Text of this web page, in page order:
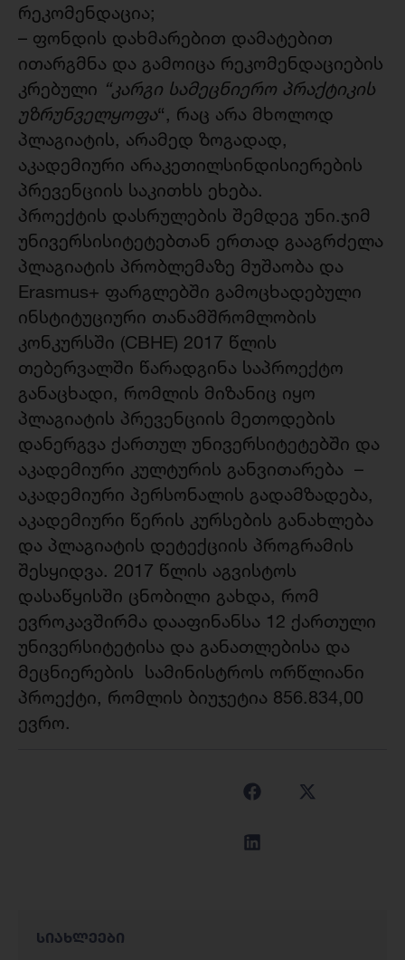
რეკომენდაცია;
– ფონდის დახმარებით დამატებით
ითარგმნა და გამოიცა რეკომენდაციების
კრებული “კარგი სამეცნიერო პრაქტიკის
უზრუნველყოფა“, რაც არა მხოლოდ
პლაგიატის, არამედ ზოგადად,
აკადემიური არაკეთილსინდისიერების
პრევენციის საკითხს ეხება.
პროექტის დასრულების შემდეგ უნი.ჯიმ
უნივერსისიტეტებთან ერთად გააგრძელა
პლაგიატის პრობლემაზე მუშაობა და
Erasmus+ ფარგლებში გამოცხადებული
ინსტიტუციური თანამშრომლობის
კონკურსში (CBHE) 2017 წლის
თებერვალში წარადგინა საპროექტო
განაცხადი, რომლის მიზანიც იყო
პლაგიატის პრევენციის მეთოდების
დანერგვა ქართულ უნივერსიტეტებში და
აკადემიური კულტურის განვითარება –
აკადემიური პერსონალის გადამზადება,
აკადემიური წერის კურსების განახლება
და პლაგიატის დეტექციის პროგრამის
შესყიდვა. 2017 წლის აგვისტოს
დასაწყისში ცნობილი გახდა, რომ
ევროკავშირმა დააფინანსა 12 ქართული
უნივერსიტეტისა და განათლებისა და
მეცნიერების სამინისტროს ორწლიანი
პროექტი, რომლის ბიუჯეტია 856.834,00
ევრო.
სიახლეები